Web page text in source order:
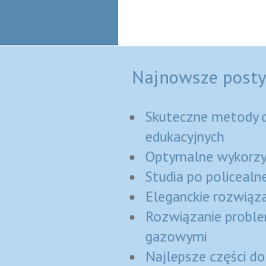
Najnowsze
Skuteczne metody
edukacyjnych
Optymalne
Studia po
Eleganckie
Rozwiązanie
gazowymi
Najlepsze części